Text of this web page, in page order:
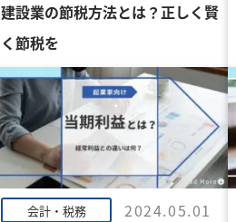
建設業の節税方法とは？正しく賢
く節税を
会計・税務
2024.05.01